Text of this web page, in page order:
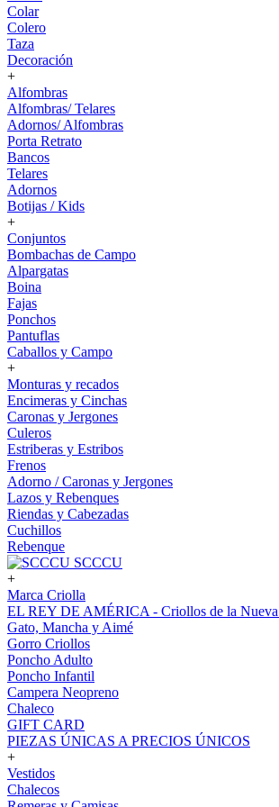
Colar
Colero
Taza
Decoración
+
Alfombras
Alfombras/ Telares
Adornos/ Alfombras
Porta Retrato
Bancos
Telares
Adornos
Botijas / Kids
+
Conjuntos
Bombachas de Campo
Alpargatas
Boina
Fajas
Ponchos
Pantuflas
Caballos y Campo
+
Monturas y recados
Encimeras y Cinchas
Caronas y Jergones
Culeros
Estriberas y Estribos
Frenos
Adorno / Caronas y Jergones
Lazos y Rebenques
Riendas y Cabezadas
Cuchillos
Rebenque
SCCCU
+
Marca Criolla
EL REY DE AMÉRICA - Criollos de la Nueva
Gato, Mancha y Aimé
Gorro Criollos
Poncho Adulto
Poncho Infantil
Campera Neopreno
Chaleco
GIFT CARD
PIEZAS ÚNICAS A PRECIOS ÚNICOS
+
Vestidos
Chalecos